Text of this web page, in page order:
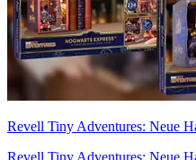
Revell Tiny Adventures: Neue